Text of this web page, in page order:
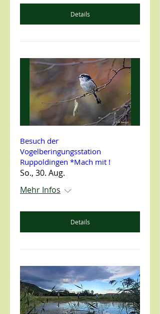
Details
Besuch der
Vogelberingungsstation
Ruppoldingen *Mach mit !
So., 30. Aug.
Mehr Infos
Details